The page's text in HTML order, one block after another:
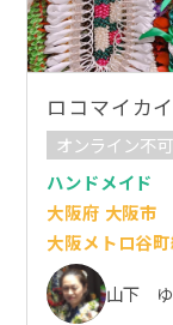
ロコマイカ
オンライン不可
ハンドメイド
大阪府 大阪市
大阪メトロ谷
山下 ゆ